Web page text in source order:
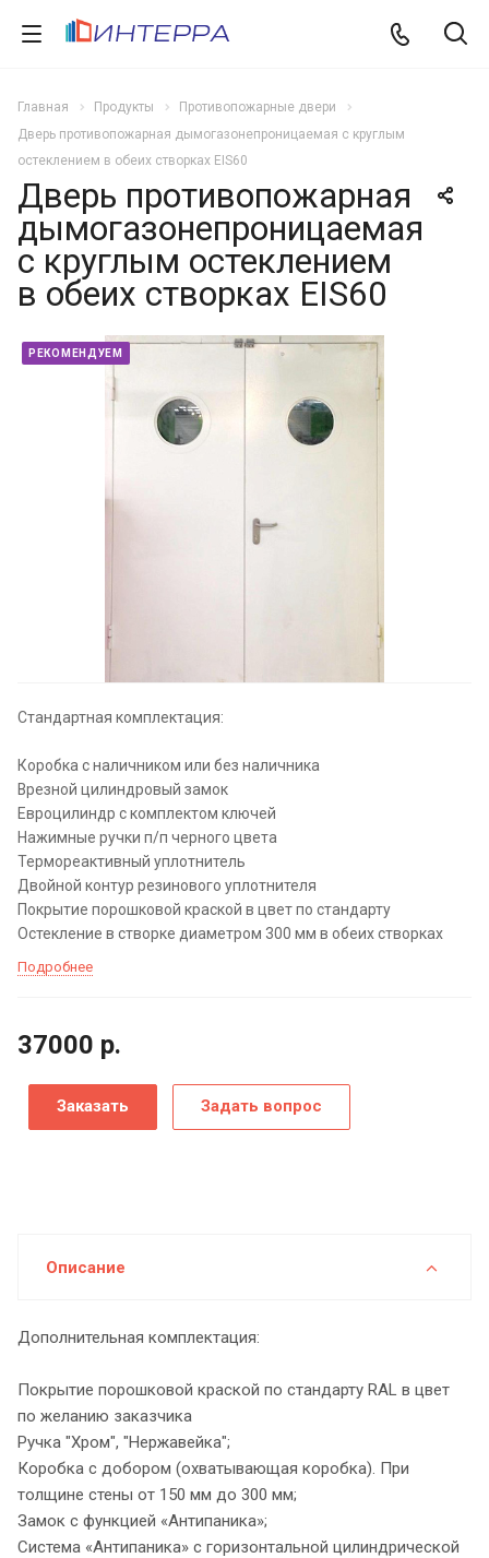
Главная Продукты
Противопожарные двери
Дверь противопожарная дымогазонепроницаемая с круглым
остеклением в обеих створках EIS60
Дверь противопожарная
дымогазонепроницаемая
с круглым остеклением
в обеих створках EIS60
РЕКОМЕНДУЕМ
Стандартная комплектация:
Коробка с наличником или без наличника
Врезной цилиндровый замок
Евроцилиндр с комплектом ключей
Нажимные ручки п/п черного цвета
Термореактивный уплотнитель
Двойной контур резинового уплотнителя
Покрытие порошковой краской в цвет по стандарту
Остекление в створке диаметром 300 мм в обеих створках
Подробнее
37000 р.
Заказать Задать вопрос
Описание
Дополнительная комплектация:
Покрытие порошковой краской по стандарту RAL в цвет
по желанию заказчика
Ручка "Хром", "Нержавейка";
Коробка с добором (охватывающая коробка). При
толщине стены от 150 мм до 300 мм;
Замок с функцией «Антипаника»;
Система «Антипаника» с горизонтальной цилиндрической